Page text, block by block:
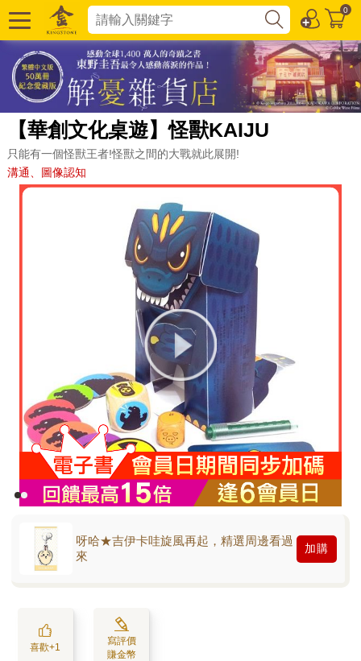
0
【華創文化桌遊】怪獸KAIJU
只能有一個怪獸王者!怪獸之間的大戰就此展開!
溝通、圖像認知
呀哈★吉伊卡哇旋風再起，精選周邊看過
來
加購
喜歡+1
寫評價
賺金幣